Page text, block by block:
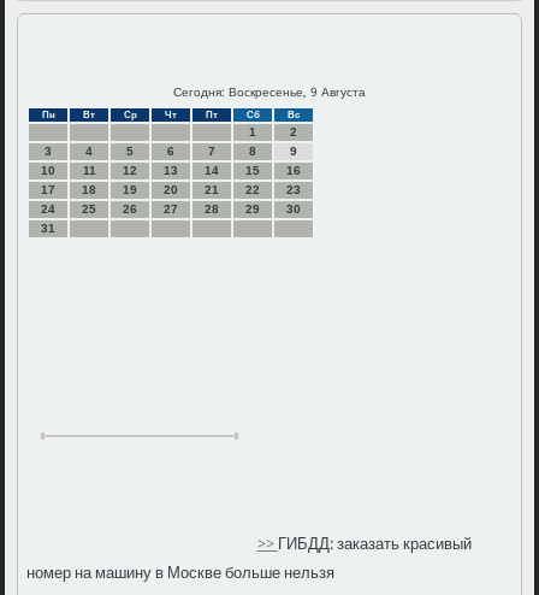
Сегодня: Воскресенье, 9 Августа
Пн Вт Ср Чт Пт Сб Вс
1
2
3
4 5 6 7 8
9
10
11 12 13 14 15
16
17
18 19 20 21 22
23
24
25 26 27 28 29
30
31
>>ГИБДД: заказать красивый
номер на машину в Москве больше нельзя